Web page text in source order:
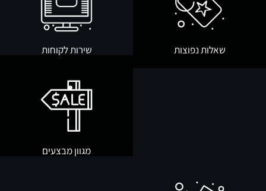
שאלות נפוצות שירות לקוחות
מגוון מבצעים